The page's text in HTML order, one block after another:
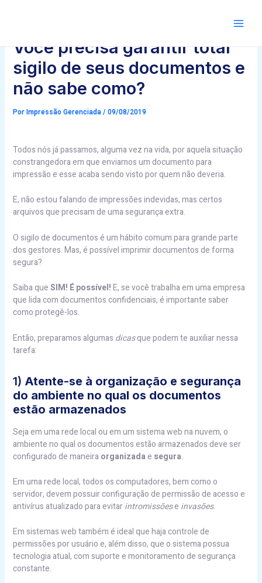
Você precisa garantir total
sigilo de seus documentos e
não sabe como?
PorImpressão Gerenciada/09/08/2019
Todos nós já passamos, alguma vez na vida, por aquela situação
constrangedora em que enviamos um documento para
impressão e esse acaba sendo visto por quem não deveria.
E, não estou falando de impressões indevidas, mas certos
arquivos que precisam de uma segurança extra.
O sigilo de documentos é um hábito comum para grande parte
dos gestores. Mas, é possível imprimir documentos de forma
segura?
Saiba queSIM! É possível!E, se você trabalha em uma empresa
que lida com documentos confidenciais, é importante saber
como protegê-los.
Então, preparamos algumas dicasque podem te auxiliar nessa
tarefa:
1) Atente-se à organização e segurança
do ambiente no qual os documentos
estão armazenados
Seja em uma rede local ou em um sistema web na nuvem, o
ambiente no qual os documentos estão armazenados deve ser
configurado de maneira organizadae segura.
Em uma rede local, todos os computadores, bem como o
servidor, devem possuir configuração de permissão de acesso e
antivírus atualizado para evitarintromissõese invasões.
Em sistemas web também é ideal que haja controle de
permissões por usuário e, além disso, que o sistema possua
tecnologia atual, com suporte e monitoramento de segurança
constante.